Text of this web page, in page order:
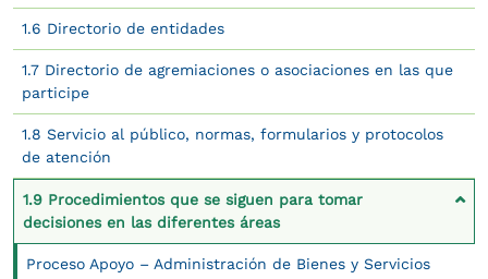
1.6 Directorio de entidades
1.7 Directorio de agremiaciones o asociaciones en las que
participe
1.8 Servicio al público, normas, formularios y protocolos
de atención
1.9 Procedimientos que se siguen para tomar
decisiones en las diferentes áreas
Proceso Apoyo – Administración de Bienes y Servicios